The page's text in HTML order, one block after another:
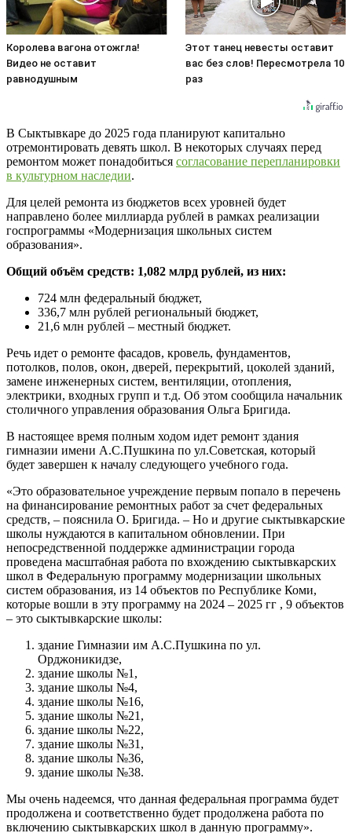
Королева вагона отожгла!
Видео не оставит
равнодушным
Этот танец невесты оставит
вас без слов! Пересмотрела 10
раз
В Сыктывкаре до 2025 года планируют капитально
отремонтировать девять школ. В некоторых случаях перед
ремонтом может понадобиться согласование перепланировки
в культурном наследии.
Для целей ремонта из бюджетов всех уровней будет
направлено более миллиарда рублей в рамках реализации
госпрограммы «Модернизация школьных систем
образования».
Общий объём средств: 1,082 млрд рублей, из них:
724 млн федеральный бюджет,
336,7 млн рублей региональный бюджет,
21,6 млн рублей – местный бюджет.
Речь идет о ремонте фасадов, кровель, фундаментов,
потолков, полов, окон, дверей, перекрытий, цоколей зданий,
замене инженерных систем, вентиляции, отопления,
электрики, входных групп и т.д. Об этом сообщила начальник
столичного управления образования Ольга Бригида.
В настоящее время полным ходом идет ремонт здания
гимназии имени А.С.Пушкина по ул.Советская, который
будет завершен к началу следующего учебного года.
«Это образовательное учреждение первым попало в перечень
на финансирование ремонтных работ за счет федеральных
средств, – пояснила О. Бригида. – Но и другие сыктывкарские
школы нуждаются в капитальном обновлении. При
непосредственной поддержке администрации города
проведена масштабная работа по вхождению сыктывкарских
школ в Федеральную программу модернизации школьных
систем образования, из 14 объектов по Республике Коми,
которые вошли в эту программу на 2024 – 2025 гг , 9 объектов
– это сыктывкарские школы:
здание Гимназии им А.С.Пушкина по ул.
Орджоникидзе,
здание школы №1,
здание школы №4,
здание школы №16,
здание школы №21,
здание школы №22,
здание школы №31,
здание школы №36,
здание школы №38.
Мы очень надеемся, что данная федеральная программа будет
продолжена и соответственно будет продолжена работа по
включению сыктывкарских школ в данную программу».